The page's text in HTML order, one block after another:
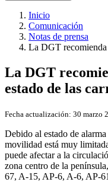
Inicio
Comunicación
Notas de prensa
La DGT recomienda
La DGT
estado de las
Fecha actualización: 30 marzo
Debido al estado de
movilidad está muy
puede afectar a la
zona centro de la
67, A-15, AP-6, A-6, AP-